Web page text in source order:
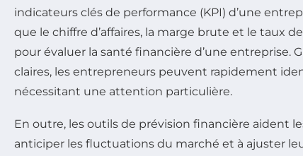
indicateurs clés de performance (KPI) d’une
que le chiffre d’affaires, la marge brute et le taux
pour évaluer la santé financière d’une entreprise.
claires, les entrepreneurs peuvent rapidement
nécessitant une attention particulière.
En outre, les outils de prévision financière aident
anticiper les fluctuations du marché et à ajuster